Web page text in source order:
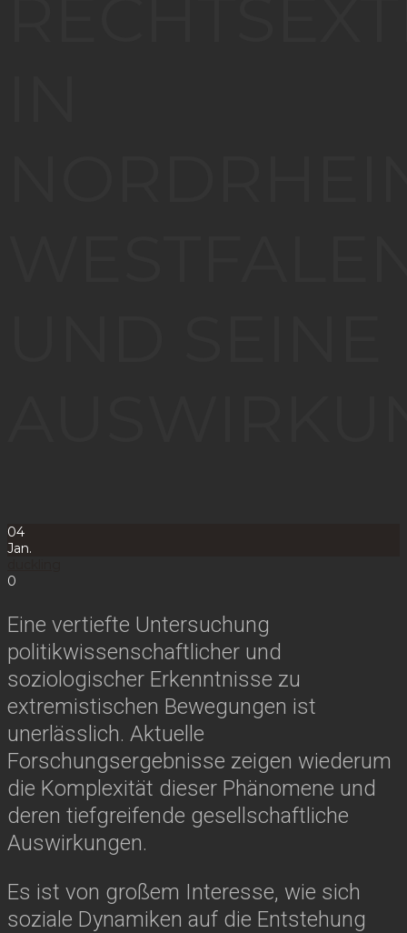
04
Jan.
0
Eine vertiefte Untersuchung
politikwissenschaftlicher und
soziologischer Erkenntnisse zu
extremistischen Bewegungen ist
unerlässlich. Aktuelle
Forschungsergebnisse zeigen wiederum
die Komplexität dieser Phänomene und
deren tiefgreifende gesellschaftliche
Auswirkungen.
Es ist von großem Interesse, wie sich
soziale Dynamiken auf die Entstehung